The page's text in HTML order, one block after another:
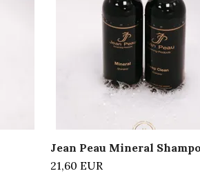
Jean Peau Mineral
21,60 EUR